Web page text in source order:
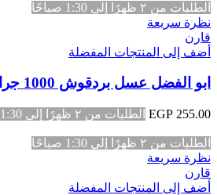
الطلبات من ٢ ظهرًا إلى 1:30 صباحًا
نظرة سريعة
قارن
أضف إلى المنتجات المفضلة
ابو الفضل عسل بردقوش 1000 جرام
EGP 255.00 الطلبات من ٢ ظهرًا إلى 1:30 صباحًا
الطلبات من ٢ ظهرًا إلى 1:30 صباحًا
نظرة سريعة
قارن
أضف إلى المنتجات المفضلة